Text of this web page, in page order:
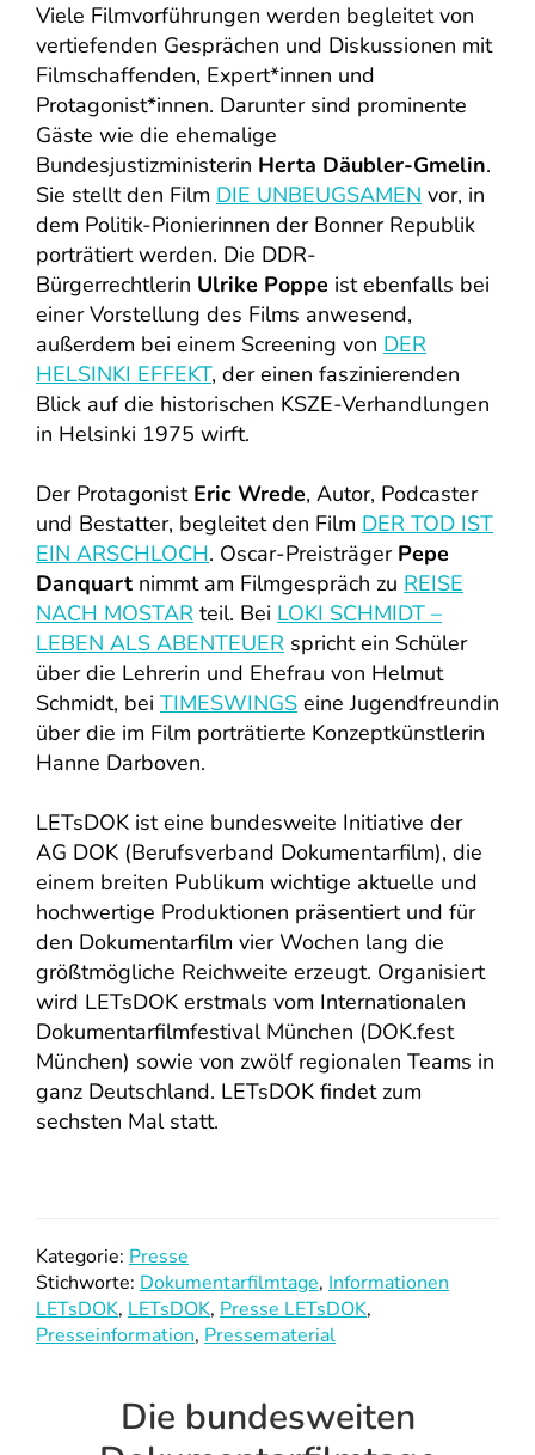
Viele Filmvorführungen werden begleitet von
vertiefenden Gesprächen und Diskussionen mit
Filmschaffenden, Expert*innen und
Protagonist*innen. Darunter sind prominente
Gäste wie die ehemalige
Bundesjustizministerin Herta Däubler-Gmelin.
Sie stellt den Film DIE UNBEUGSAMEN vor, in
dem Politik-Pionierinnen der Bonner Republik
porträtiert werden. Die DDR-
Bürgerrechtlerin Ulrike Poppe ist ebenfalls bei
einer Vorstellung des Films anwesend,
außerdem bei einem Screening von DER
HELSINKI EFFEKT, der einen faszinierenden
Blick auf die historischen KSZE-Verhandlungen
in Helsinki 1975 wirft.
Der ProtagonistEric Wrede, Autor, Podcaster
und Bestatter, begleitet den Film DER TOD IST
EIN ARSCHLOCH. Oscar-Preisträger Pepe
Danquart nimmt am Filmgespräch zu REISE
NACH MOSTAR teil. Bei LOKI SCHMIDT –
LEBEN ALS ABENTEUER spricht ein Schüler
über die Lehrerin und Ehefrau von Helmut
Schmidt, bei TIMESWINGS eine Jugendfreundin
über die im Film porträtierte Konzeptkünstlerin
Hanne Darboven.
LETsDOK ist eine bundesweite Initiative der
AG DOK (Berufsverband Dokumentarfilm), die
einem breiten Publikum wichtige aktuelle und
hochwertige Produktionen präsentiert und für
den Dokumentarfilm vier Wochen lang die
größtmögliche Reichweite erzeugt. Organisiert
wird LETsDOK erstmals vom Internationalen
Dokumentarfilmfestival München (DOK.fest
München) sowie von zwölf regionalen Teams in
ganz Deutschland. LETsDOK findet zum
sechsten Mal statt.
Kategorie: Presse
Stichworte: Dokumentarfilmtage, Informationen
LETsDOK, LETsDOK, Presse LETsDOK,
Presseinformation, Pressematerial
Die bundesweiten